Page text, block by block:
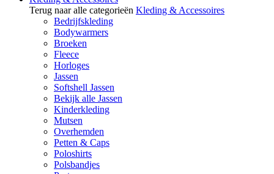
Terug naar alle categorieën Kleding & Accessoires
Bedrijfskleding
Bodywarmers
Broeken
Fleece
Horloges
Jassen
Softshell Jassen
Bekijk alle Jassen
Kinderkleding
Mutsen
Overhemden
Petten & Caps
Poloshirts
Polsbandjes